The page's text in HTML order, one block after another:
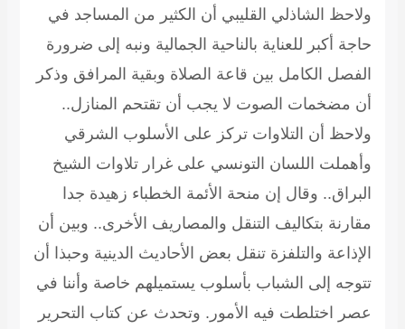
ولاحظ الشاذلي القليبي أن الكثير من المساجد في
حاجة أكبر للعناية بالناحية الجمالية ونبه إلى ضرورة
الفصل الكامل بين قاعة الصلاة وبقية المرافق وذكر
أن مضخمات الصوت لا يجب أن تقتحم المنازل..
ولاحظ أن التلاوات تركز على الأسلوب الشرقي
وأهملت اللسان التونسي على غرار تلاوات الشيخ
البراق.. وقال إن منحة الأئمة الخطباء زهيدة جدا
مقارنة بتكاليف التنقل والمصاريف الأخرى.. وبين أن
الإذاعة والتلفزة تنقل بعض الأحاديث الدينية وحبذا أن
تتوجه إلى الشباب بأسلوب يستميلهم خاصة وأننا في
عصر اختلطت فيه الأمور. وتحدث عن كتاب التحرير